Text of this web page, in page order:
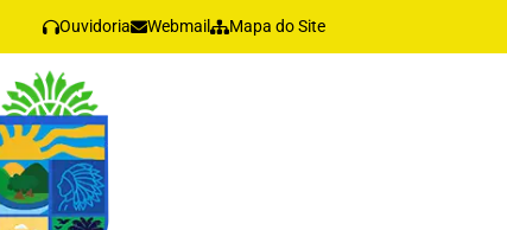
Ouvidoria Webmail Mapa do Site